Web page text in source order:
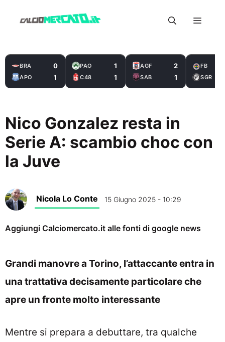
Menu
BRA 0
APO 1
PAO 1
C48 1
AGF 2
SAB 1
FB
SGR
Nico Gonzalez resta in
Serie A: scambio choc con
la Juve
Nicola Lo Conte 15 Giugno 2025 - 10:29
Aggiungi Calciomercato.it alle fonti di google news
Grandi manovre a Torino, l’attaccante entra in
una trattativa decisamente particolare che
apre un fronte molto interessante
Mentre si prepara a debuttare, tra qualche